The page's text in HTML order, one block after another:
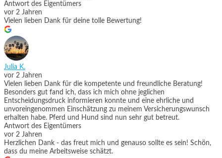
Antwort des Eigentümers
vor 2 Jahren
Vielen lieben Dank für deine tolle Bewertung!
Julia K.
vor 2 Jahren
Vielen lieben Dank für die kompetente und freundliche Beratung!
Besonders gut fand ich, dass ich mich ohne jeglichen
Entscheidungsdruck informieren konnte und eine ehrliche und
unvoreingenommen Einschätzung zu meinem Versicherungswunsch
erhalten habe. Pferd und Hund sind nun sehr gut betreut.
Antwort des Eigentümers
vor 2 Jahren
Herzlichen Dank - das freut mich und genauso sollte es sein! Schön,
dass du meine Arbeitsweise schätzt.